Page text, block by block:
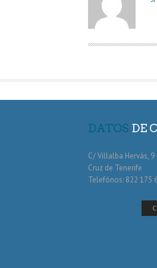
R
DATOS DE
C/ Villalba Hervás, 9
Cruz de Tenerife
Telefónos: 822 175